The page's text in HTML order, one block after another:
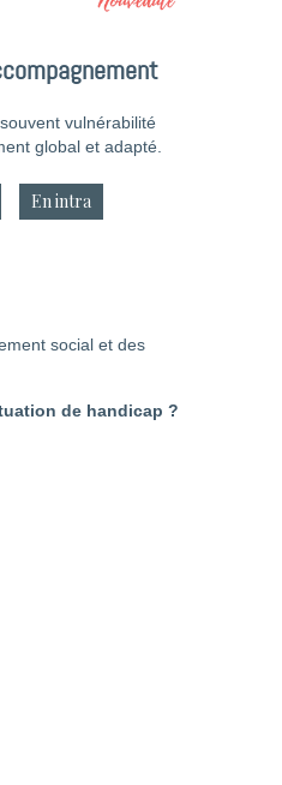
vulnérabilité
global et adapté.
En intra
social et des
de handicap ?